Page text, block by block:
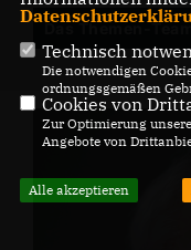
Das Themen-
Technisch
Die notwendigen
ordnungsgemäßen
Cookies von
Zur Optimierung
Angebote von
Alle akzeptieren